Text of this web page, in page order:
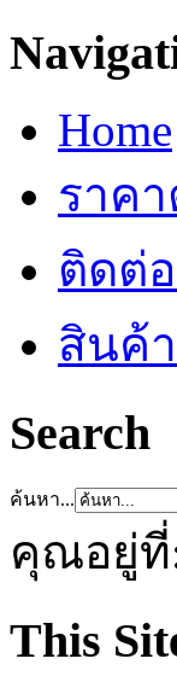
Home
ราค
ติดต่
สินค้
Search
ค้นหา...
คุณอยู่ที่
This